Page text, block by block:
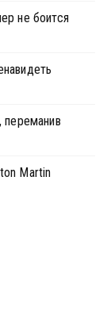
не боится
переманив
Martin